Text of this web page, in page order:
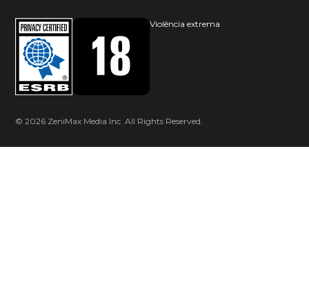
Violência extrema
© 2026 ZeniMax Media Inc. All Rights Reserved.